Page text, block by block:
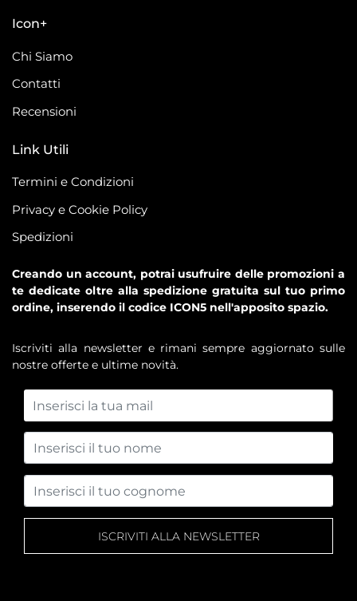
Icon+
Chi Siamo
Contatti
Recensioni
Link Utili
Termini e Condizioni
Privacy e Cookie Policy
Spedizioni
Creando un account, potrai usufruire delle promozioni a
te dedicate oltre alla spedizione gratuita sul tuo primo
ordine, inserendo il codice ICON5 nell'apposito spazio.
Iscriviti alla newsletter e rimani sempre aggiornato sulle
nostre offerte e ultime novità.